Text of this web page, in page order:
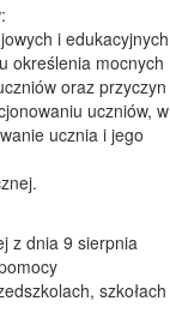
i edukacyjnych
określenia mocnych
oraz przyczyn
uczniów, w
ucznia i jego
z dnia 9 sierpnia
szkołach